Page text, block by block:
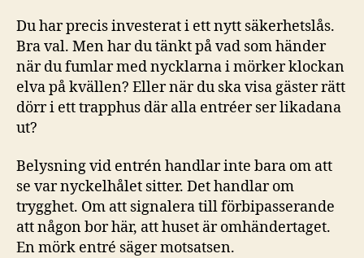
Du har precis investerat i ett nytt säkerhetslås.
Bra val. Men har du tänkt på vad som händer
när du fumlar med nycklarna i mörker klockan
elva på kvällen? Eller när du ska visa gäster rätt
dörr i ett trapphus där alla entréer ser likadana
ut?
Belysning vid entrén handlar inte bara om att
se var nyckelhålet sitter. Det handlar om
trygghet. Om att signalera till förbipasserande
att någon bor här, att huset är omhändertaget.
En mörk entré säger motsatsen.